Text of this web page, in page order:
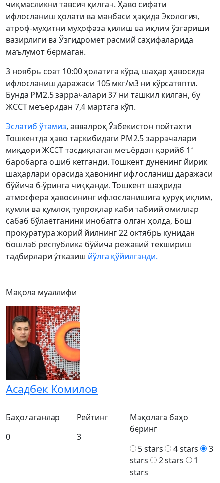
чиқмасликни тавсия қилган. Ҳаво сифати
ифлосланиш ҳолати ва манбаси ҳақида Экология,
атроф-муҳитни муҳофаза қилиш ва иқлим ўзгариши
вазирлиги ва Ўзгидромет расмий саҳифаларида
маълумот бермаган.
3 ноябрь соат 10:00 ҳолатига кўра, шаҳар ҳавосида
ифлосланиш даражаси 105 мкг/м3 ни кўрсатяпти.
Бунда PМ2.5 заррачалари 37 ни ташкил қилган, бу
ЖССТ меъёридан 7,4 мартага кўп.
Эслатиб ўтамиз, аввалроқ Ўзбекистон пойтахти
Тошкентда ҳаво таркибидаги PМ2.5 заррачалари
миқдори ЖССТ тасдиқлаган меъёрдан қарийб 11
баробарга ошиб кетганди. Тошкент дунёнинг йирик
шаҳарлари орасида ҳавонинг ифлосланиш даражаси
бўйича 6-ўринга чиққанди. Тошкент шаҳрида
атмосфера ҳавосининг ифлосланишига қуруқ иқлим,
қумли ва қумлоқ тупроқлар каби табиий омиллар
сабаб бўлаётганини инобатга олган ҳолда, Бош
прокуратура жорий йилнинг 22 октябрь кунидан
бошлаб республика бўйича режавий текшириш
тадбирлари ўтказиш йўлга қўйилганди.
Мақола муаллифи
Асадбек Комилов
Баҳолаганлар
0
Рейтинг
3
Мақолага баҳо
беринг
5 stars
4 stars
3
stars
2 stars
1
stars